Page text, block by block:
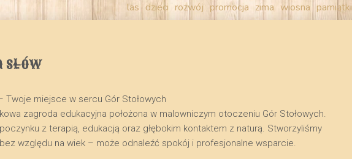
las dzieci rozwój promocja zima wiosna pamiątki
słów
Twoje miejsce w sercu Gór Stołowych
zagroda edukacyjna położona w malowniczym otoczeniu Gór Stołowych.
z terapią, edukacją oraz głębokim kontaktem z naturą. Stworzyliśmy
względu na wiek – może odnaleźć spokój i profesjonalne wsparcie.